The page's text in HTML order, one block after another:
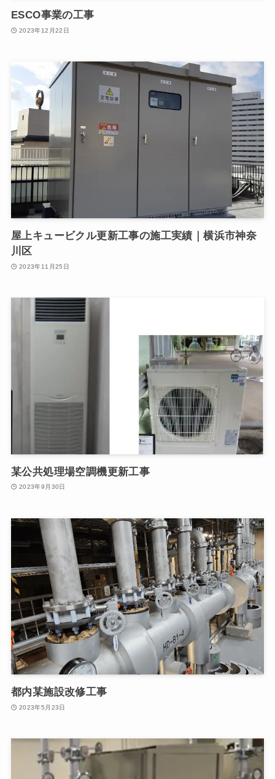
ESCO事業の工事
2023年12月22日
屋上キュービクル更新工事の施工実績｜横浜市神奈
川区
2023年11月25日
某公共処理場空調機更新工事
2023年9月30日
都内某施設改修工事
2023年5月23日